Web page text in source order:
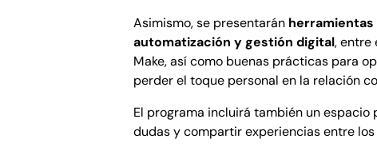
Asimismo, se presentarán herramientas
automatización y gestión digital, entre
Make, así como buenas prácticas para
perder el toque personal en la relación
El programa incluirá también un
dudas y compartir experiencias entre